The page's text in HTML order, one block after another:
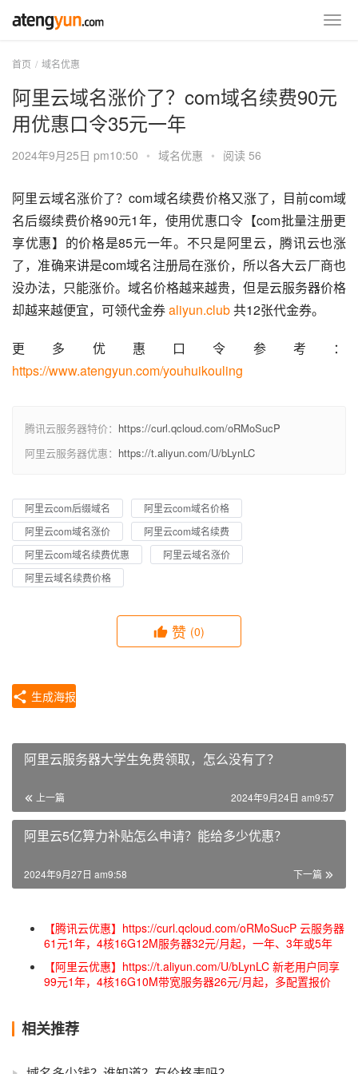
首页 域名优惠
阿里云域名涨价了？com域名续费90元
用优惠口令35元一年
2024年9月25日 pm10:50 • 域名优惠 • 阅读 56
阿里云域名涨价了？com域名续费价格又涨了，目前com域
名后缀续费价格90元1年，使用优惠口令【com批量注册更
享优惠】的价格是85元一年。不只是阿里云，腾讯云也涨
了，准确来讲是com域名注册局在涨价，所以各大云厂商也
没办法，只能涨价。域名价格越来越贵，但是云服务器价格
却越来越便宜，可领代金券 aliyun.club 共12张代金券。
更多优惠口令参考：
https://www.atengyun.com/youhuikouling
腾讯云服务器特价： https://curl.qcloud.com/oRMoSucP
阿里云服务器优惠： https://t.aliyun.com/U/bLynLC
阿里云com后缀域名
阿里云com域名价格
阿里云com域名涨价
阿里云com域名续费
阿里云com域名续费优惠
阿里云域名涨价
阿里云域名续费价格
赞 (0)
生成海报
阿里云服务器大学生免费领取，怎么没有了？
上一篇 2024年9月24日 am9:57
阿里云5亿算力补贴怎么申请？能给多少优惠？
下一篇
2024年9月27日 am9:58
【腾讯云优惠】https://curl.qcloud.com/oRMoSucP 云服务器
61元1年，4核16G12M服务器32元/月起，一年、3年或5年
【阿里云优惠】https://t.aliyun.com/U/bLynLC 新老用户同享
99元1年，4核16G10M带宽服务器26元/月起，多配置报价
相关推荐